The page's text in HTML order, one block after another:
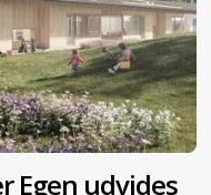
Egen udvides